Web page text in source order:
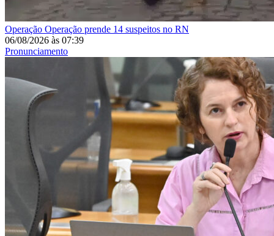
Operação Operação prende 14 suspeitos no RN
06/08/2026 às 07:39
Pronunciamento